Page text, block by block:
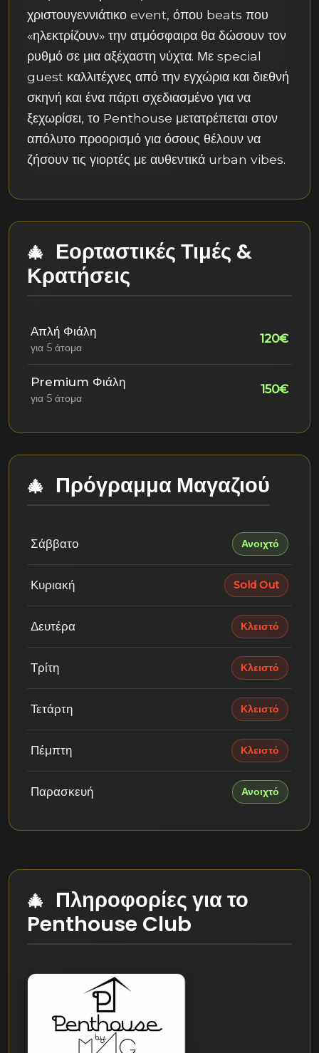
χριστουγεννιάτικο event, όπου beats που
«ηλεκτρίζουν» την ατμόσφαιρα θα δώσουν τον
ρυθμό σε μια αξέχαστη νύχτα. Με special
guest καλλιτέχνες από την εγχώρια και διεθνή
σκηνή και ένα πάρτι σχεδιασμένο για να
ξεχωρίσει, το Penthouse μετατρέπεται στον
απόλυτο προορισμό για όσους θέλουν να
ζήσουν τις γιορτές με αυθεντικά urban vibes.
Εορταστικές Τιμές &
Κρατήσεις
Απλή Φιάλη
για 5 άτομα
120€
Premium Φιάλη
για 5 άτομα
150€
Πρόγραμμα Μαγαζιού
Σάββατο Ανοιχτό
Κυριακή Sold Out
Δευτέρα Κλειστό
Τρίτη Κλειστό
Τετάρτη Κλειστό
Πέμπτη Κλειστό
Παρασκευή Ανοιχτό
Πληροφορίες για το
Penthouse Club